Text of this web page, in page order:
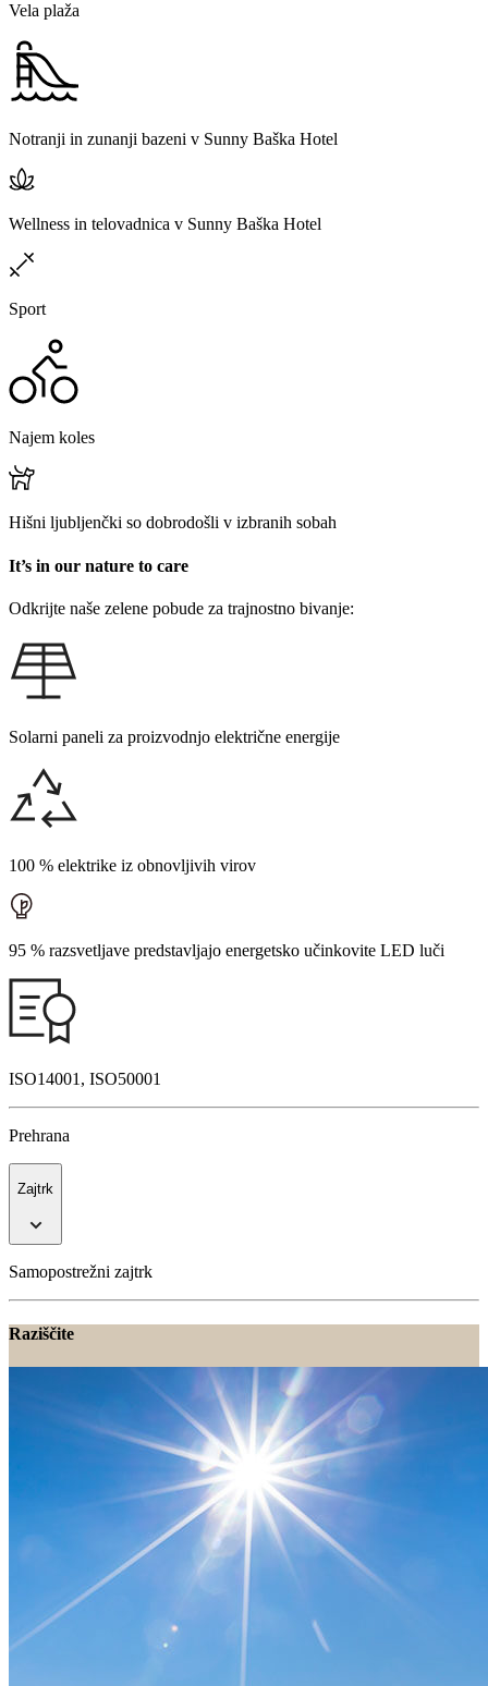
Vela plaža
Notranji in zunanji bazeni v Sunny Baška Hotel
Wellness in telovadnica v Sunny Baška Hotel
Sport
Najem koles
Hišni ljubljenčki so dobrodošli v izbranih sobah
It’s in our nature to care
Odkrijte naše zelene pobude za trajnostno bivanje:
Solarni paneli za proizvodnjo električne energije
100 % elektrike iz obnovljivih virov
95 % razsvetljave predstavljajo energetsko učinkovite LED luči
ISO14001, ISO50001
Prehrana
Zajtrk
Samopostrežni zajtrk
Raziščite